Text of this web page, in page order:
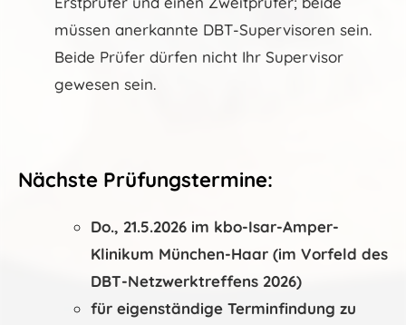
müssen anerkannte DBT-Supervisoren sein.
Beide Prüfer dürfen nicht Ihr Supervisor
gewesen sein.
Nächste Prüfungstermine:
Do., 21.5.2026 im kbo-Isar-Amper-
Klinikum München-Haar (im Vorfeld des
DBT-Netzwerktreffens 2026)
für eigenständige Terminfindung zu